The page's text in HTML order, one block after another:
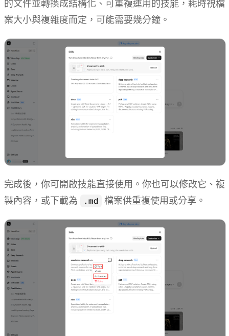
的文件並轉換成結構化、可重複運用的技能，耗時視檔
案大小與複雜度而定，可能需要幾分鐘。
完成後，你可開啟技能直接使用。你也可以修改它、複
製內容，或下載為
.md 檔案供重複使用或分享。